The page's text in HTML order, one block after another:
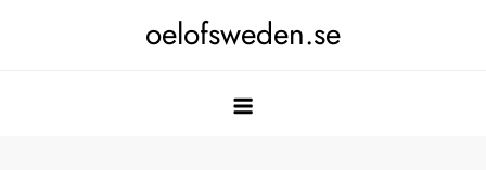
oelofsweden.se